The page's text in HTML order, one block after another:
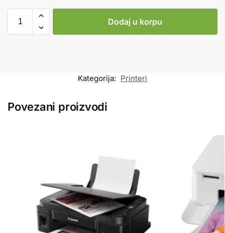
Dodaj u korpu
Kategorija: Printeri
Povezani proizvodi